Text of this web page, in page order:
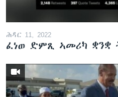
ሕዳር 11, 2022
ፈነወ ድምጺ ኣመሪካ ቋንቋ